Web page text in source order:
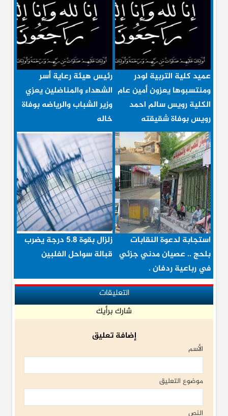
عميد كلية التربية لودر
ومنتسبوها يعزون أمين عام
الكلية رويس سالم احمد
رويس بوفاة شقيقته
رئيس هيئة رعاية أسر
الشهداء والمناضلين يعزي
وزير الشباب والرياضه بوفاة
خاله
استجابة لدعوة النقابات
بلحج .. عصيان مدني جزئي
في رباعية ردفان .
زلزال بقوة 5.8 درجة يضرب
قبالة سواحل الفلبين
التعليقات
شارك برأيك
إضافة تعليق
الأسم
موضوع التعليق
النص